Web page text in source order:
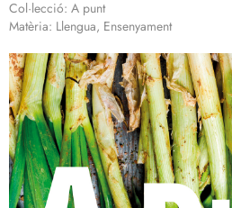
Col·lecció: A punt
Matèria: Llengua, Ensenyament